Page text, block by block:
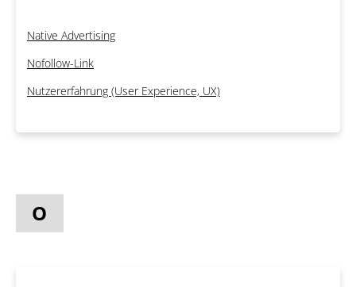
Native Advertising
Nofollow-Link
Nutzererfahrung (User Experience, UX)
O